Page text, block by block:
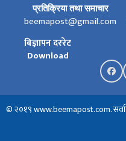
प्रतिक्रिया तथा समाचार
beemapost@gmail.com
बिज्ञापन दररेट
Download
© २०१९ www.beemapost.com.